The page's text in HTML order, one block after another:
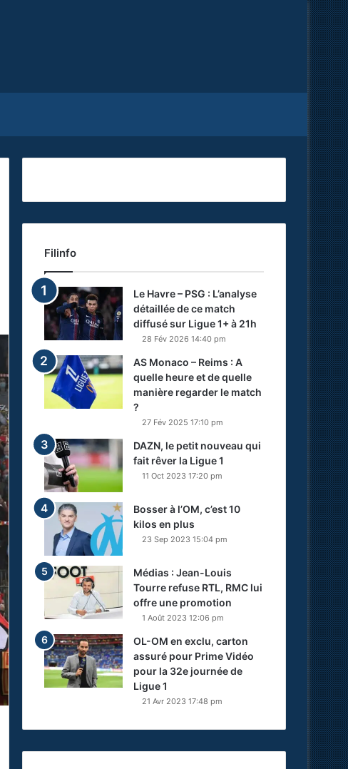
Filinfo
Le Havre – PSG : L’analyse
détaillée de ce match
diffusé sur Ligue 1+ à 21h
28 Fév 2026 14:40 pm
AS Monaco – Reims : A
quelle heure et de quelle
manière regarder le match
?
27 Fév 2025 17:10 pm
DAZN, le petit nouveau qui
fait rêver la Ligue 1
11 Oct 2023 17:20 pm
Bosser à l’OM, c’est 10
kilos en plus
23 Sep 2023 15:04 pm
Médias : Jean-Louis
Tourre refuse RTL, RMC lui
offre une promotion
1 Août 2023 12:06 pm
OL-OM en exclu, carton
assuré pour Prime Vidéo
pour la 32e journée de
Ligue 1
21 Avr 2023 17:48 pm